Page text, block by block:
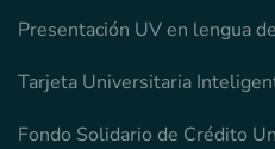
Presentación UV en lengua
Tarjeta Universitaria
Fondo Solidario de Crédito